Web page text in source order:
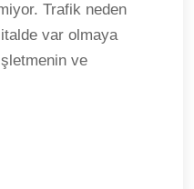
Trafik neden
var olmaya
ve